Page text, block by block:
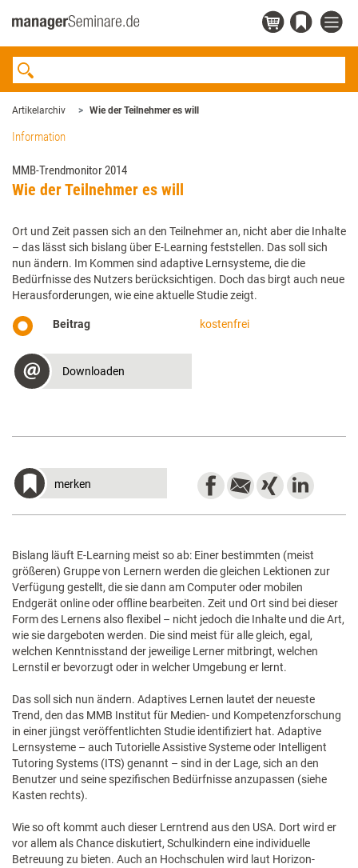
Artikelarchiv Wie der Teilnehmer es will
Information
MMB-Trendmonitor 2014
Wie der Teilnehmer es will
Ort und Zeit passen sich an den Teilnehmer an, nicht aber die Inhalte
– das lässt sich bislang über E-Learning feststellen. Das soll sich
nun ändern. Im Kommen sind adaptive Lern­systeme, die die
Bedürfnisse des Nutzers berücksichtigen. Doch das birgt auch neue
Herausforderungen, wie eine aktuelle Studie zeigt.
Beitrag kostenfrei
Downloaden
merken
Bislang läuft E-Learning meist so ab: Einer bestimmten (meist
größeren) Gruppe von Lernern werden die gleichen Lektionen zur
Verfügung gestellt, die sie dann am Computer oder mobilen
Endgerät online oder offline bearbeiten. Zeit und Ort sind bei dieser
Form des Lernens also flexibel – nicht jedoch die Inhalte und die Art,
wie sie dargeboten werden. Die sind meist für alle gleich, egal,
welchen Kenntnisstand der jeweilige Lerner mitbringt, welchen
Lernstil er bevorzugt oder in welcher Umgebung er lernt.
Das soll sich nun ändern. Adaptives Lernen lautet der neueste
Trend, den das MMB Institut für Medien- und Kompetenzforschung
in einer jüngst veröffentlichten Studie identifiziert hat. Adaptive
Lernsysteme – auch Tutorielle Assistive Systeme oder Intelligent
Tutoring Systems (ITS) genannt – sind in der Lage, sich an den
Benutzer und seine spezifischen Bedürfnisse anzupassen (siehe
Kasten rechts).
Wie so oft kommt auch dieser Lerntrend aus den USA. Dort wird er
vor allem als Chance diskutiert, Schulkindern eine individuelle
Betreuung zu bieten. Auch an Hochschulen wird laut Horizon-